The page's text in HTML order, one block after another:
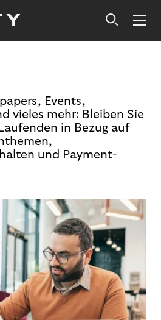
Events,
vieles mehr: Bleiben Sie
in Bezug auf
und Payment-